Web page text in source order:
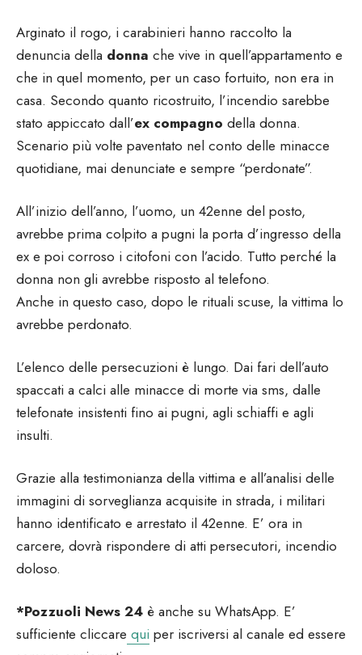
Arginato il rogo, i carabinieri hanno raccolto la
denuncia della donna che vive in quell’appartamento e
che in quel momento, per un caso fortuito, non era in
casa. Secondo quanto ricostruito, l’incendio sarebbe
stato appiccato dall’ex compagno della donna.
Scenario più volte paventato nel conto delle minacce
quotidiane, mai denunciate e sempre “perdonate”.
All’inizio dell’anno, l’uomo, un 42enne del posto,
avrebbe prima colpito a pugni la porta d’ingresso della
ex e poi corroso i citofoni con l’acido. Tutto perché la
donna non gli avrebbe risposto al telefono.
Anche in questo caso, dopo le rituali scuse, la vittima lo
avrebbe perdonato.
L’elenco delle persecuzioni è lungo. Dai fari dell’auto
spaccati a calci alle minacce di morte via sms, dalle
telefonate insistenti fino ai pugni, agli schiaffi e agli
insulti.
Grazie alla testimonianza della vittima e all’analisi delle
immagini di sorveglianza acquisite in strada, i militari
hanno identificato e arrestato il 42enne. E’ ora in
carcere, dovrà rispondere di atti persecutori, incendio
doloso.
*Pozzuoli News 24 è anche su WhatsApp. E’
sufficiente cliccare qui per iscriversi al canale ed essere